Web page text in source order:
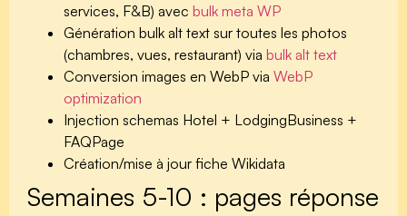
services, F&B) avec bulk meta WP
Génération bulk alt text sur toutes les photos
(chambres, vues, restaurant) via bulk alt text
Conversion images en WebP via WebP
optimization
Injection schemas Hotel + LodgingBusiness +
FAQPage
Création/mise à jour fiche Wikidata
Semaines 5-10 : pages réponse